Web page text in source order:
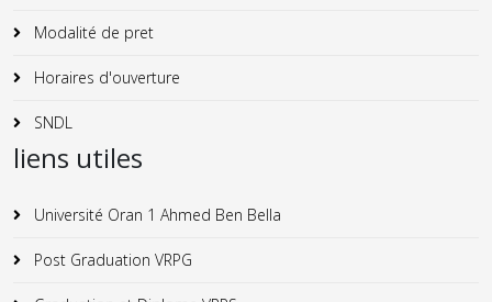
Modalité de pret
Horaires d'ouverture
SNDL
liens utiles
Université Oran 1 Ahmed Ben Bella
Post Graduation VRPG